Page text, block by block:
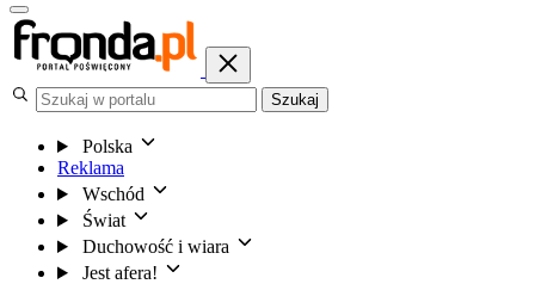
Szukaj
Polska
Reklama
Wschód
Świat
Duchowość i wiara
Jest afera!